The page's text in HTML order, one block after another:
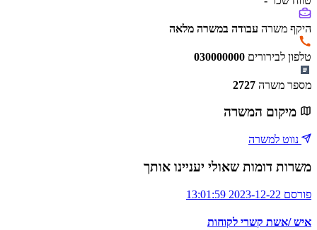
היקף משרה עבודה במשרה מלאה
טלפון לבירורים 030000000
מספר משרה 2727
מיקום המשרה
נווט למשרה
משרות דומות שאולי יעניינו אותך
פורסם 2023-12-22 13:01:59
איש /אשת קשרי לקוחות